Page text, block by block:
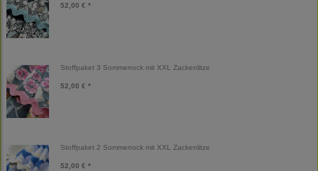
52,00 € *
Stoffpaket 3 Sommerrock mit XXL Zackenlitze
52,00 € *
Stoffpaket 2 Sommerrock mit XXL Zackenlitze
52,00 € *